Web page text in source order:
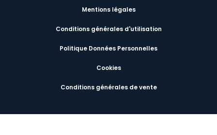
Mentions légales
Conditions générales d'utilisation
Politique Données Personnelles
Cookies
Conditions générales de vente